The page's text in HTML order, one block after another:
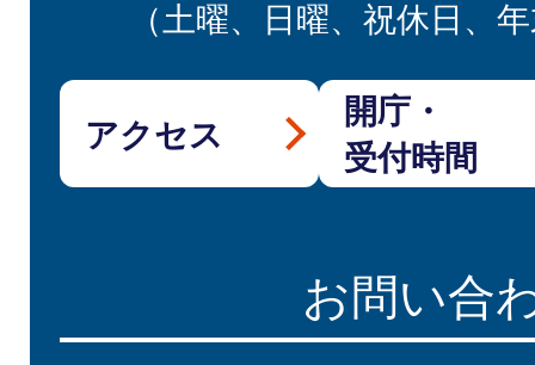
（土曜、日曜、祝休日、
アクセス
開庁・
受付時間
お問い合